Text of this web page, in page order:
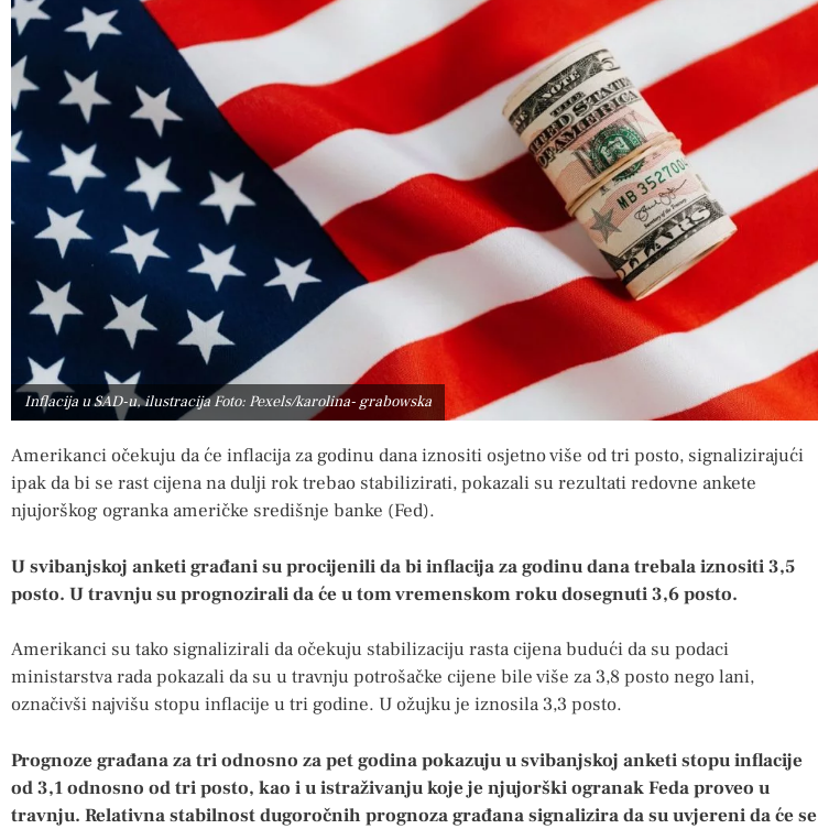
Inflacija u SAD-u, ilustracija Foto: Pexels/karolina- grabowska
Amerikanci očekuju da će inflacija za godinu dana iznositi osjetno više od tri posto, signalizirajući
ipak da bi se rast cijena na dulji rok trebao stabilizirati, pokazali su rezultati redovne ankete
njujorškog ogranka američke središnje banke (Fed).
U svibanjskoj anketi građani su procijenili da bi inflacija za godinu dana trebala iznositi 3,5
posto. U travnju su prognozirali da će u tom vremenskom roku dosegnuti 3,6 posto.
Amerikanci su tako signalizirali da očekuju stabilizaciju rasta cijena budući da su podaci
ministarstva rada pokazali da su u travnju potrošačke cijene bile više za 3,8 posto nego lani,
označivši najvišu stopu inflacije u tri godine. U ožujku je iznosila 3,3 posto.
Prognoze građana za tri odnosno za pet godina pokazuju u svibanjskoj anketi stopu inflacije
od 3,1 odnosno od tri posto, kao i u istraživanju koje je njujorški ogranak Feda proveo u
travnju. Relativna stabilnost dugoročnih prognoza građana signalizira da su uvjereni da će se